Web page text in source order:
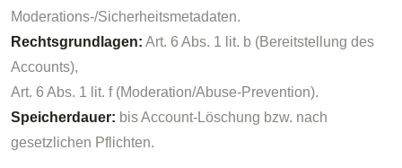
Moderations-/Sicherheitsmetadaten.
Rechtsgrundlagen: Art. 6 Abs. 1 lit. b (Bereitstellung des
Accounts),
Art. 6 Abs. 1 lit. f (Moderation/Abuse-Prevention).
Speicherdauer: bis Account-Löschung bzw. nach
gesetzlichen Pflichten.